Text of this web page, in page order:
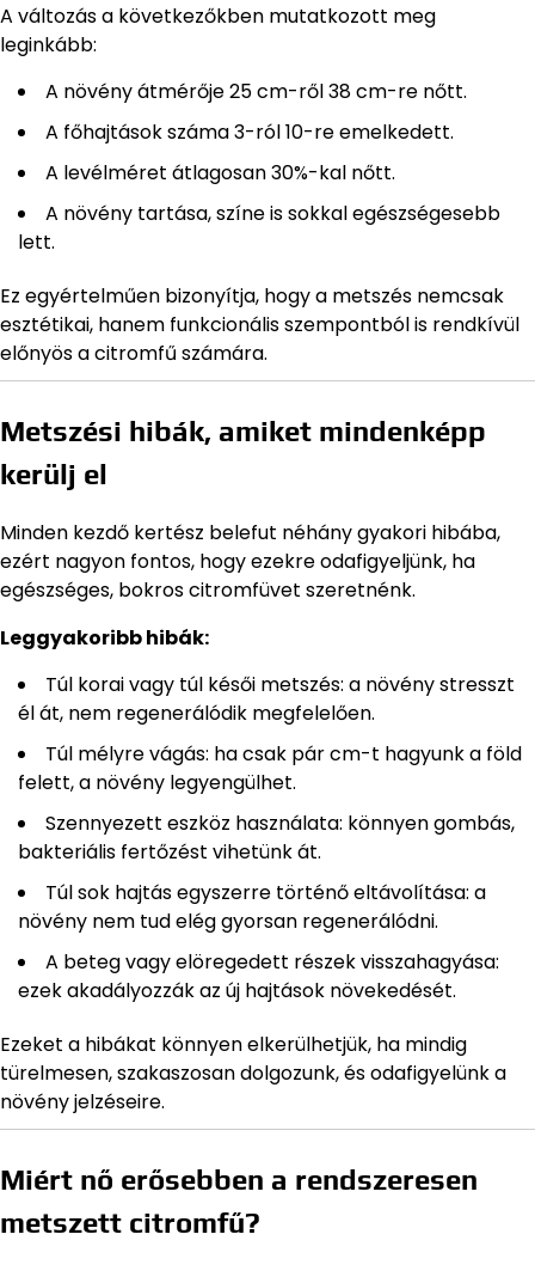
A változás a következőkben mutatkozott meg
leginkább:
A növény átmérője 25 cm-ről 38 cm-re nőtt.
A főhajtások száma 3-ról 10-re emelkedett.
A levélméret átlagosan 30%-kal nőtt.
A növény tartása, színe is sokkal egészségesebb
lett.
Ez egyértelműen bizonyítja, hogy a metszés nemcsak
esztétikai, hanem funkcionális szempontból is rendkívül
előnyös a citromfű számára.
Metszési hibák, amiket mindenképp
kerülj el
Minden kezdő kertész belefut néhány gyakori hibába,
ezért nagyon fontos, hogy ezekre odafigyeljünk, ha
egészséges, bokros citromfüvet szeretnénk.
Leggyakoribb hibák:
Túl korai vagy túl késői metszés: a növény stresszt
él át, nem regenerálódik megfelelően.
Túl mélyre vágás: ha csak pár cm-t hagyunk a föld
felett, a növény legyengülhet.
Szennyezett eszköz használata: könnyen gombás,
bakteriális fertőzést vihetünk át.
Túl sok hajtás egyszerre történő eltávolítása: a
növény nem tud elég gyorsan regenerálódni.
A beteg vagy elöregedett részek visszahagyása:
ezek akadályozzák az új hajtások növekedését.
Ezeket a hibákat könnyen elkerülhetjük, ha mindig
türelmesen, szakaszosan dolgozunk, és odafigyelünk a
növény jelzéseire.
Miért nő erősebben a rendszeresen
metszett citromfű?